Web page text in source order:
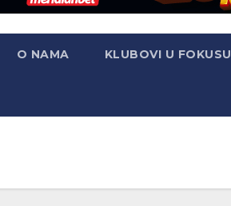
O NAMA KLUBOVI U FOKUSU